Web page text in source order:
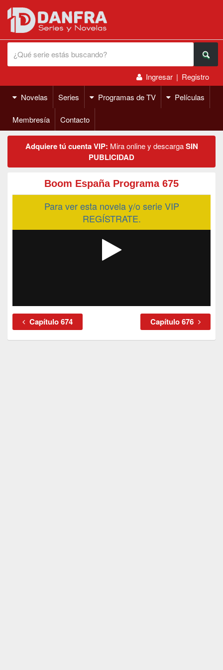
Ingresar | Registro
Novelas
Series Programas de TV Películas
Membresía Contacto
Adquiere tú cuenta VIP: Mira online y descargaSIN
PUBLICIDAD
Boom España Programa 675
Para ver esta novela y/o serie VIP
REGÍSTRATE.
Capítulo 674 Capítulo 676